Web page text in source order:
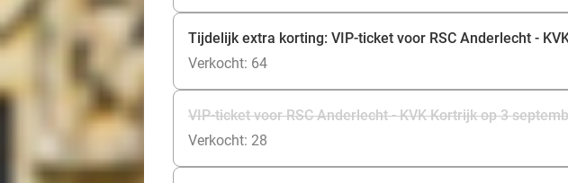
Tijdelijk extra korting: VIP-ticket voor RSC Anderlecht -
Verkocht: 64
VIP-ticket voor RSC Anderlecht - KVK Kortrijk op 3
Verkocht: 28